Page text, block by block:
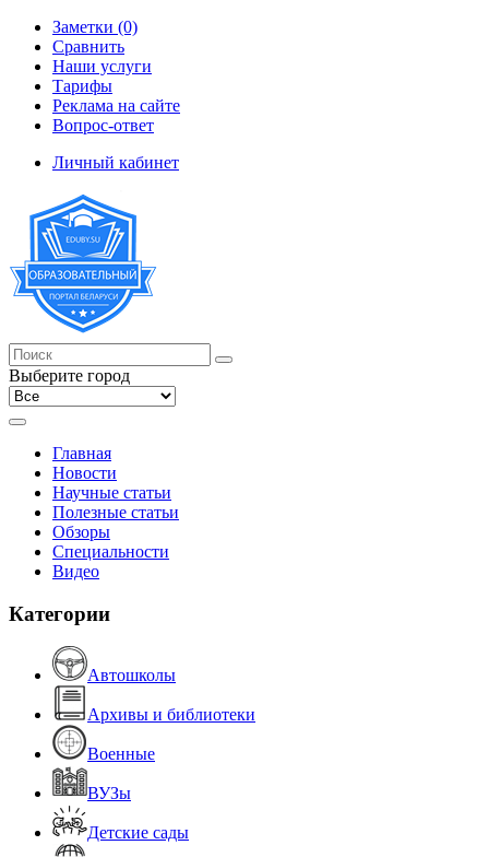
Заметки (0)
Сравнить
Наши услуги
Тарифы
Реклама на сайте
Вопрос-ответ
Личный кабинет
Выберите город
Главная
Новости
Научные статьи
Полезные статьи
Обзоры
Специальности
Видео
Категории
Автошколы
Архивы и библиотеки
Военные
ВУЗы
Детские сады